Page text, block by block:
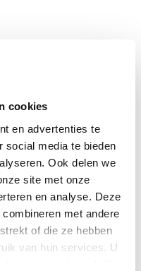
cookies
en advertenties te
social media te bieden
Ook delen we
site met onze
en analyse. Deze
met andere
of die ze hebben
van hun services. U
Sie uns